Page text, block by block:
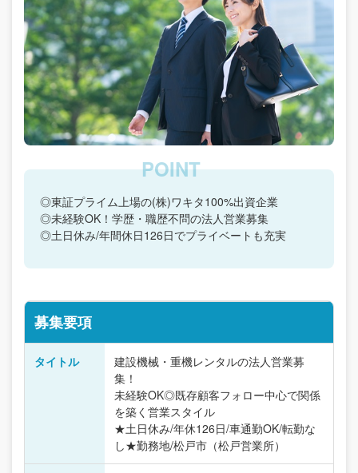
◎東証プライム上場の(株)ワキタ100%出資企業
◎未経験OK！学歴・職歴不問の法人営業募集
◎土日休み/年間休日126日でプライベートも充実
募集要項
タイトル
建設機械・重機レンタルの法人営業募
集！
未経験OK◎既存顧客フォロー中心で関係
を築く営業スタイル
★土日休み/年休126日/車通勤OK/転勤な
し★勤務地/松戸市（松戸営業所）